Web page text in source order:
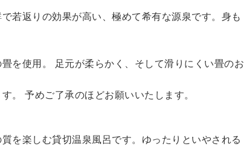
若返りの効果が高い、極めて希有な源泉です。身も
を使用。 足元が柔らかく、そして滑りにくい畳のお
。 予めご了承のほどお願いいたします。
を楽しむ貸切温泉風呂です。ゆったりといやされる